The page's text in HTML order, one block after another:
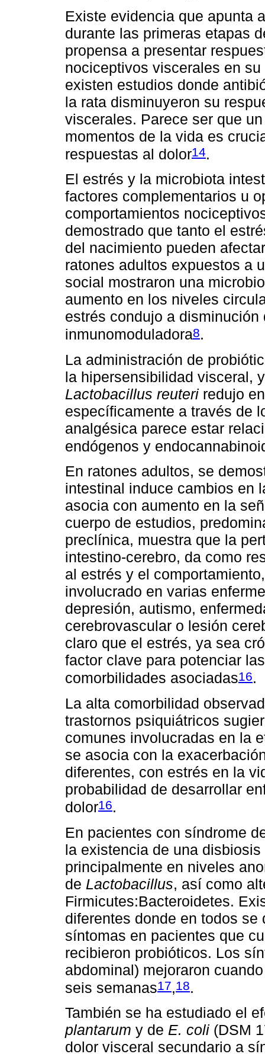
Existe evidencia que apunta
durante las primeras etapas
propensa a presentar
nociceptivos viscerales en
existen estudios donde
la rata disminuyeron su
viscerales. Parece ser que
momentos de la vida es
respuestas al dolor14.
El estrés y la microbiota
factores complementarios u
comportamientos
demostrado que tanto el
del nacimiento pueden
ratones adultos expuestos a
social mostraron una
aumento en los niveles
estrés condujo a
inmunomoduladora8.
La administración de
la hipersensibilidad visceral,
Lactobacillus reuteri redujo
específicamente a través de
analgésica parece estar
endógenos y
En ratones adultos, se
intestinal induce cambios en
asocia con aumento en la
cuerpo de estudios,
preclínica, muestra que la
intestino-cerebro, da como
al estrés y el
involucrado en varias
depresión, autismo,
cerebrovascular o lesión
claro que el estrés, ya sea
factor clave para potenciar
comorbilidades asociadas16.
La alta comorbilidad
trastornos psiquiátricos
comunes involucradas en la
se asocia con la
diferentes, con estrés en la
probabilidad de desarrollar
dolor16.
En pacientes con síndrome
la existencia de una
principalmente en niveles
de Lactobacillus, así como
Firmicutes:Bacteroidetes.
diferentes donde en todos
síntomas en pacientes que
recibieron probióticos. Los
abdominal) mejoraron
seis semanas17,18.
También se ha estudiado el
plantarum y de E. coli (DSM
dolor visceral secundario a